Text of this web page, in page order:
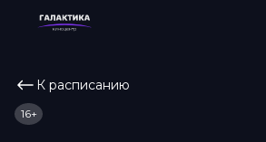
К расписанию
16+